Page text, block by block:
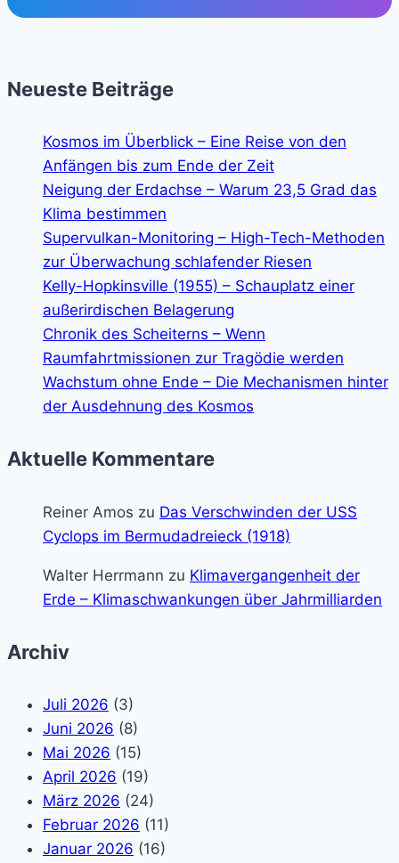
Neueste Beiträge
Kosmos im Überblick – Eine Reise von den
Anfängen bis zum Ende der Zeit
Neigung der Erdachse – Warum 23,5 Grad das
Klima bestimmen
Supervulkan-Monitoring – High-Tech-Methoden
zur Überwachung schlafender Riesen
Kelly-Hopkinsville (1955) – Schauplatz einer
außerirdischen Belagerung
Chronik des Scheiterns – Wenn
Raumfahrtmissionen zur Tragödie werden
Wachstum ohne Ende – Die Mechanismen hinter
der Ausdehnung des Kosmos
Aktuelle Kommentare
Reiner Amos zu Das Verschwinden der USS
Cyclops im Bermudadreieck (1918)
Walter Herrmann zu Klimavergangenheit der
Erde – Klimaschwankungen über Jahrmilliarden
Archiv
Juli 2026 (3)
Juni 2026 (8)
Mai 2026 (15)
April 2026 (19)
März 2026 (24)
Februar 2026 (11)
Januar 2026 (16)